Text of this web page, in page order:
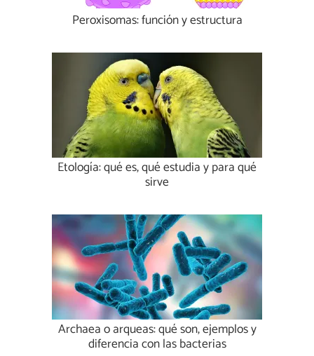
Peroxisomas: función y estructura
Etología: qué es, qué estudia y para qué
sirve
Archaea o arqueas: qué son, ejemplos y
diferencia con las bacterias